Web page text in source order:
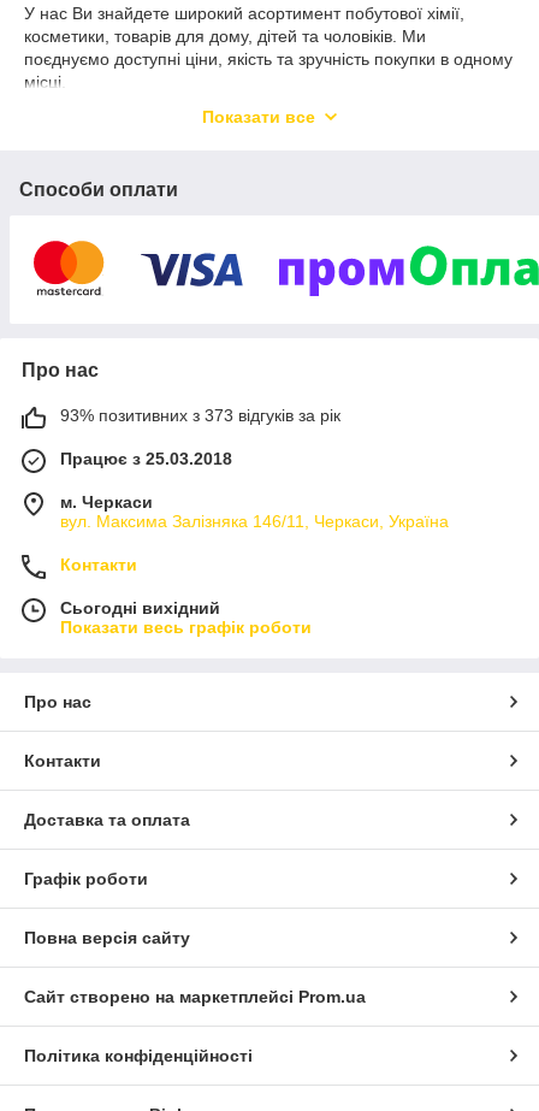
У нас Ви знайдете широкий асортимент побутової хімії,
косметики, товарів для дому, дітей та чоловіків. Ми
поєднуємо доступні ціни, якість та зручність покупки в одному
місці.
засоби.
використання.
• Більшість товарів завжди у наявності та готові до швидкої
відправки.
📲 Для оптових замовлень:
+380 67 472 82 71
⸻
Доставка
• «Нова пошта»
• Курʼєром по м. Черкаси
Вартість доставки:
• тарифи «Нова пошта» та ROZETKA — за рахунок Покупця.
• Курʼєр по м. Черкаси — 100 грн.
Мінімальна сума замовлення на сайті: 500 грн.
⸻
Ми цінуємо кожного клієнта та прагнемо зробити Ваші
Показати все
Способи оплати
Про нас
93% позитивних з 373 відгуків за рік
Працює з 25.03.2018
м. Черкаси
вул. Максима Залізняка 146/11, Черкаси, Україна
Контакти
Сьогодні вихідний
Показати весь графік роботи
Про нас
Контакти
Доставка та оплата
Графік роботи
Повна версія сайту
Сайт створено на маркетплейсі Prom.ua
Політика конфіденційності